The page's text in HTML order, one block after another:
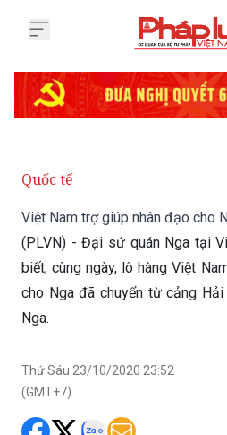
Việt Nam trợ giúp nhân đạo cho
biết, cùng ngày, lô hàng Việt
cho Nga đã chuyển từ cảng
Nga.
Thứ Sáu 23/10/2020 23:52